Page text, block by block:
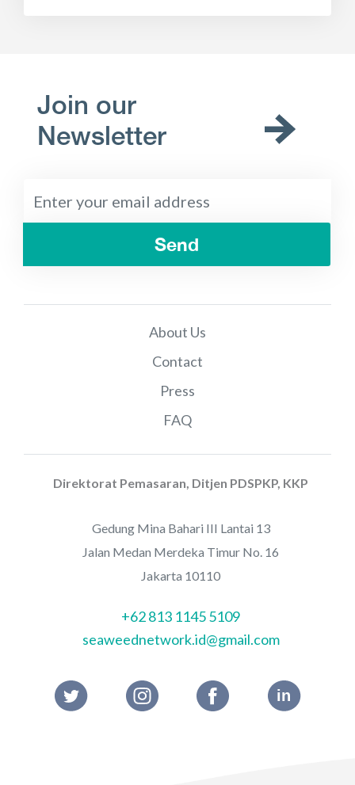
Join our
Newsletter
Send
About Us
Contact
Press
FAQ
Direktorat Pemasaran, Ditjen PDSPKP, KKP
Gedung Mina Bahari III Lantai 13
Jalan Medan Merdeka Timur No. 16
Jakarta 10110
+62 813 1145 5109
seaweednetwork.id@gmail.com